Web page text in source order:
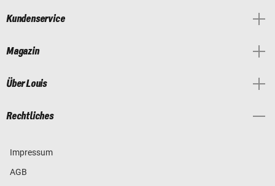
Kundenservice
Magazin
Über Louis
Rechtliches
Impressum
AGB